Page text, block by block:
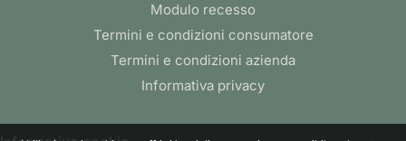
Modulo recesso
Termini e condizioni consumatore
Termini e condizioni azienda
Informativa privacy